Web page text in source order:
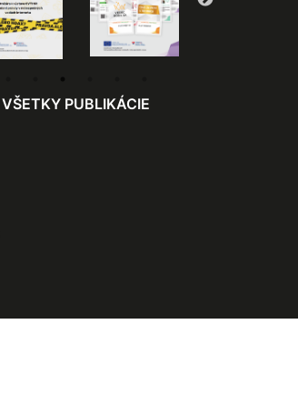
VŠETKY PUBLIKÁCIE